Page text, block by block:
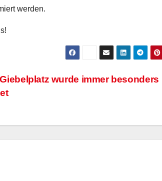
werden.
wurde immer besonders